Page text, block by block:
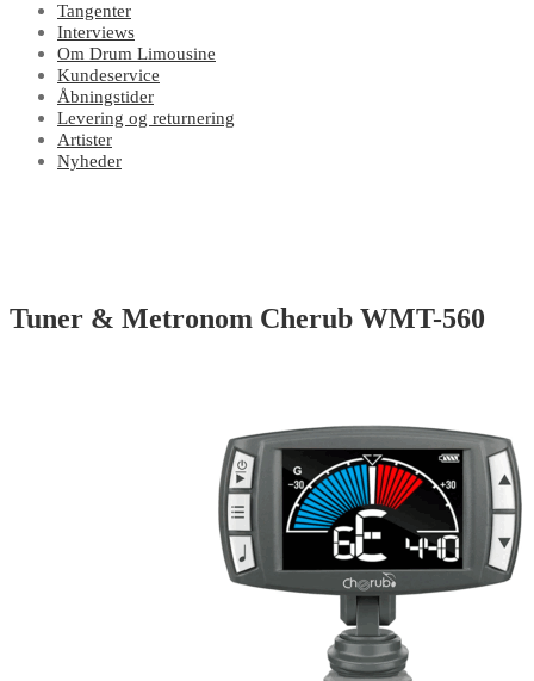
Tangenter
Interviews
Om Drum Limousine
Kundeservice
Åbningstider
Levering og returnering
Artister
Nyheder
Tuner & Metronom Cherub WMT-560